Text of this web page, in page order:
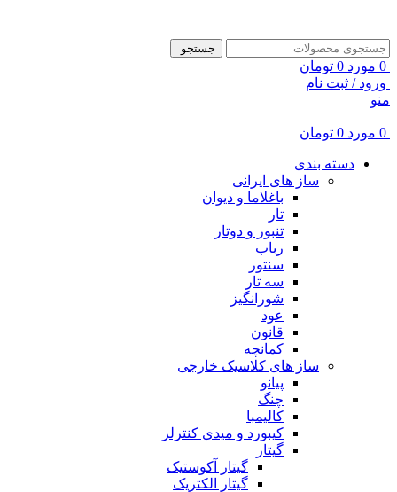
جستجو
0 مورد 0 تومان
ورود / ثبت نام
منو
0 مورد 0 تومان
دسته بندی
ساز های ایرانی
باغلاما و دیوان
تار
تنبور و دوتار
رباب
سنتور
سه تار
شورانگیز
عود
قانون
کمانچه
ساز های کلاسیک خارجی
پیانو
چنگ
کالیمبا
کیبورد و میدی کنترلر
گیتار
گیتار آکوستیک
گیتار الکتریک